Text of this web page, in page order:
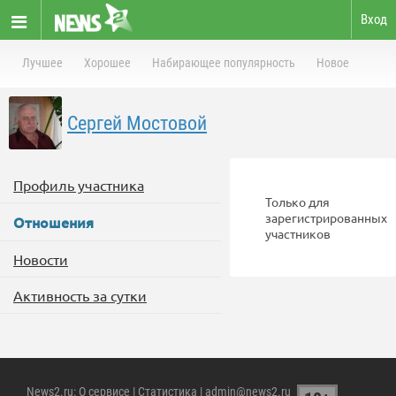
Вход
Лучшее Хорошее Набирающее популярность Новое
Сергей Мостовой
Профиль участника
Отношения
Новости
Активность за сутки
Только для
зарегистрированных
участников
News2.ru: О сервисе | Статистика | admin@news2.ru